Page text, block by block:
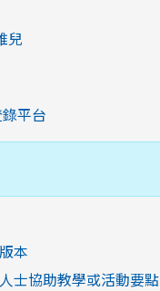
兒
平台
本
士協助教學或活動要點